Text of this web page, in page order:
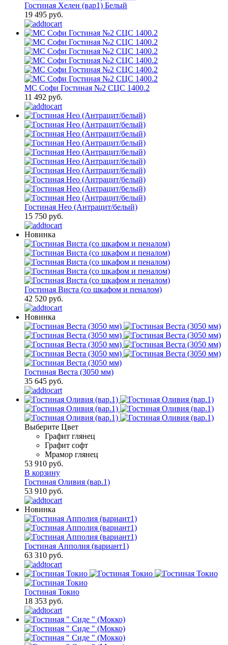
Гостиная Хелен (вар1) Белый
19 495 руб.
МС Софи Гостиная №2 СЦС 1400.2
11 492 руб.
Гостиная Нео (Антрацит/белый)
15 750 руб.
Новинка
Гостиная Виста (со шкафом и пеналом)
42 520 руб.
Новинка
Гостиная Веста (3050 мм)
35 645 руб.
Выберите Цвет
Графит глянец
Графит софт
Мрамор глянец
53 910 руб.
В корзину
Гостиная Оливия (вар.1)
53 910 руб.
Новинка
Гостиная Апполия (вариант1)
63 310 руб.
Гостиная Токио
18 353 руб.